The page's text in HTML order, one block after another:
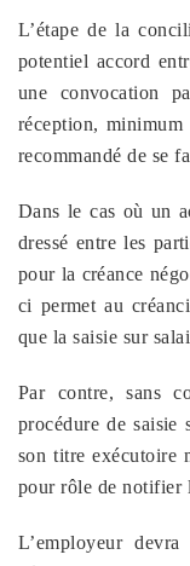
L’étape de la
potentiel accord
une convocation
réception,
recommandé de se
Dans le cas où un
dressé entre les
pour la créance
ci permet au
que la saisie sur
Par contre, sans
procédure de saisie
son titre exécutoire
pour rôle de notifier
L’employeur